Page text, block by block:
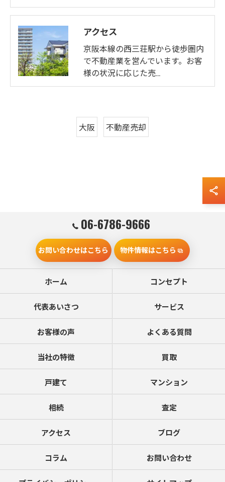
アクセス
京阪本線の西三荘駅から徒歩圏内
で不動産業を営んでいます。お客
様の状況に応じた売…
大阪 不動産売却
06-6786-9666
お問い合わせはこちら 物件情報はこちら
ホーム コンセプト
代表あいさつ サービス
お客様の声 よくある質問
当社の特徴 買取
戸建て マンション
相続 査定
アクセス ブログ
コラム お問い合わせ